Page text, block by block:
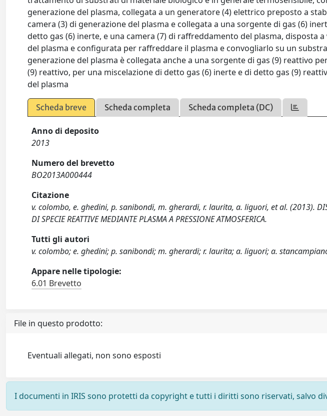
generazione del plasma, collegata a un generatore (4) elettrico preposto a
camera (3) di generazione del plasma e collegata a una sorgente di gas (6)
detto gas (6) inerte, e una camera (7) di raffreddamento del plasma, disposta
del plasma e configurata per raffreddare il plasma e convogliarlo su un
generazione del plasma è collegata anche a una sorgente di gas (9) reattivo
(9) reattivo, per una miscelazione di detto gas (6) inerte e di detto gas (9)
del plasma
Scheda breve Scheda completa Scheda completa (DC)
Anno di deposito
2013
Numero del brevetto
BO2013A000444
Citazione
v. colombo, e. ghedini, p. sanibondi, m. gherardi, r. laurita, a. liguori, et al. (2013).
DI SPECIE REATTIVE MEDIANTE PLASMA A PRESSIONE ATMOSFERICA.
Tutti gli autori
v. colombo; e. ghedini; p. sanibondi; m. gherardi; r. laurita; a. liguori; a.
Appare nelle tipologie:
6.01 Brevetto
File in questo prodotto:
Eventuali allegati, non sono esposti
I documenti in IRIS sono protetti da copyright e tutti i diritti sono riservati, salvo